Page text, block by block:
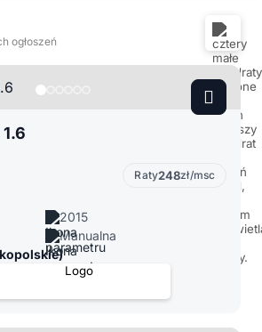
ogłoszeń
Raty248zł/msc
2015
Manualna